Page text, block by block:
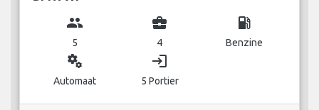
group
5
business_center
4
local_gas_station
Benzine
miscellaneous_services
Automaat
login
5 Portier